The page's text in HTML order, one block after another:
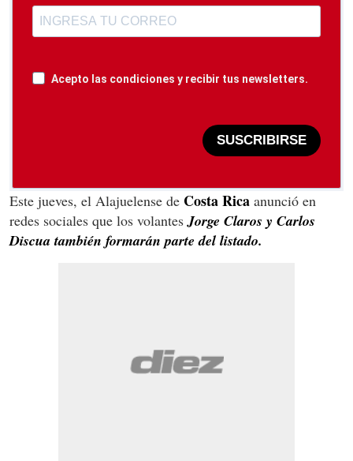
Acepto las condiciones y recibir tus newsletters.
SUSCRIBIRSE
Este jueves, el Alajuelense de Costa Rica anunció en
redes sociales que los volantes Jorge Claros y Carlos
Discua también formarán parte del listado.